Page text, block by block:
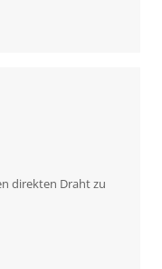
direkten Draht zu